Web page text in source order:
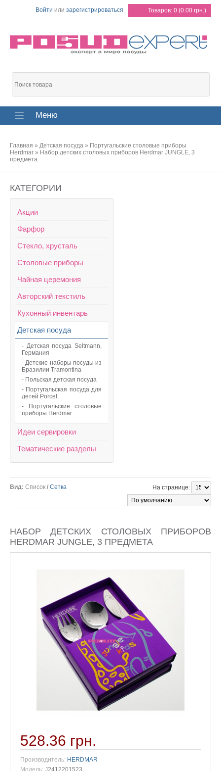
Товаров: 0 (0.00 грн.)
Войти или зарегистрироваться
Меню
Главная » Детская посуда » Португальские столовые приборы
Herdmar » Набор детских столовых приборов Herdmar JUNGLE, 3
предмета
КАТЕГОРИИ
Акции
Фарфор
Стекло, хрусталь
Столовые приборы
Чайная церемония
Авторский текстиль
Кухонный инвентарь
Детская посуда
- Детская посуда Seltmann,
Германия
- Детские наборы посуды из
Бразилии Tramontina
- Польcкая детская посуда
- Португальская посуда для
детей Porcel
- Португальские столовые
приборы Herdmar
Идеи сервировки
Тематические разделы
Вид: Список / Сетка На странице:
НАБОР ДЕТСКИХ СТОЛОВЫХ ПРИБОРОВ
HERDMAR JUNGLE, 3 ПРЕДМЕТА
528.36 грн.
Производитель: HERDMAR
Модель: J2412201523